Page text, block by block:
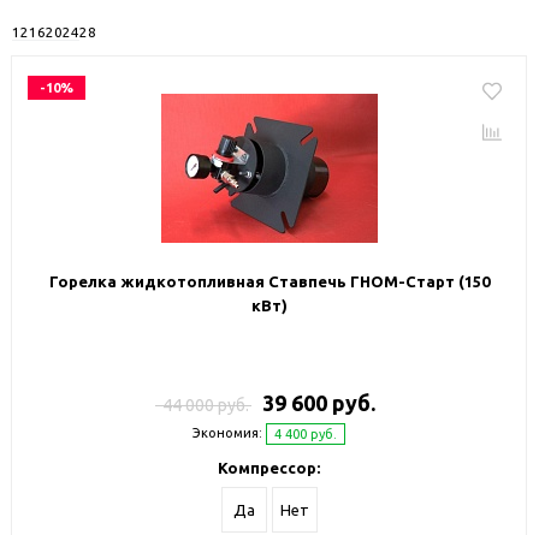
12 16202428
-10%
Горелка жидкотопливная Ставпечь ГНОМ-Старт (150
кВт)
44 000 руб. 39 600 руб.
Экономия: 4 400 руб.
Компрессор:
Да Нет